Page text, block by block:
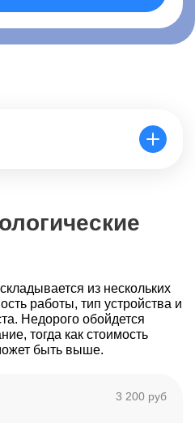
из нескольких
работы, тип устройства и
Недорого обойдется
тогда как стоимость
быть выше.
3 200 руб